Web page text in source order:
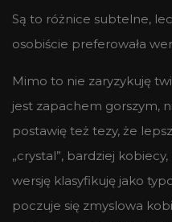
Są to różnice subtelne,
osobiście preferowała
Mimo to nie zaryzykuję
jest zapachem gorszym,
postawię też tezy, że
„crystal”, bardziej
wersję klasyfikuję jako
poczuje się zmyslowa